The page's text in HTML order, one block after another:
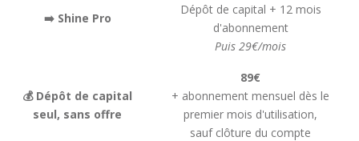
➡️ Shine Pro
Dépôt de capital + 12 mois
d'abonnement
Puis 29€/mois
💰 Dépôt de capital
seul, sans offre
89€
+ abonnement mensuel dès le
premier mois d'utilisation,
sauf clôture du compte